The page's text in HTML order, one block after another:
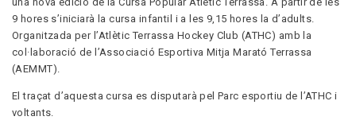
9 hores s’iniciarà la cursa infantil i a les 9,15 hores la d’adults.
Organitzada per l’Atlètic Terrassa Hockey Club (ATHC) amb la
col·laboració de l’Associació Esportiva Mitja Marató Terrassa
(AEMMT).
El traçat d’aquesta cursa es disputarà pel Parc esportiu de l’ATHC i
voltants.